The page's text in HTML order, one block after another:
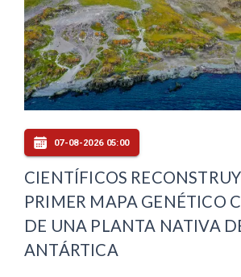
07-08-2026 05:00
CIENTÍFICOS
PRIMER MAPA GENÉTICO
DE UNA PLANTA NATIVA
ANTÁRTICA